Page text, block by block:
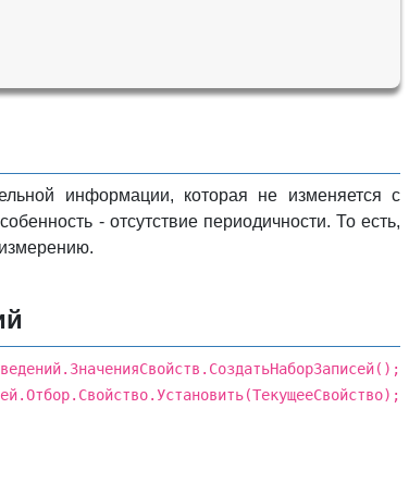
информации, которая не изменяется с
- отсутствие периодичности. То есть,